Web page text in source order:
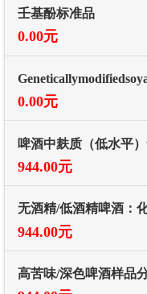
壬基酚标准品
0.00元
0.00元
啤酒中麸质（低水平
944.00元
无酒精/低酒精啤酒：
944.00元
高苦味/深色啤酒样品